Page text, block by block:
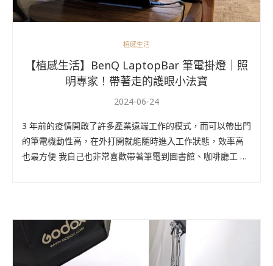
植感生活
【植感生活】BenQ LaptopBar 筆電掛燈｜照
明專家！帶著走的護眼小法寶
2024-06-24
3 年前的疫情開啟了許多產業遠端工作的模式，而可以帶出門
的筆電機動性高，在外打開就能隨時進入工作狀態，效率高
也最方便 我自己也非常喜歡帶著筆電到圖書館、咖啡廳工 …